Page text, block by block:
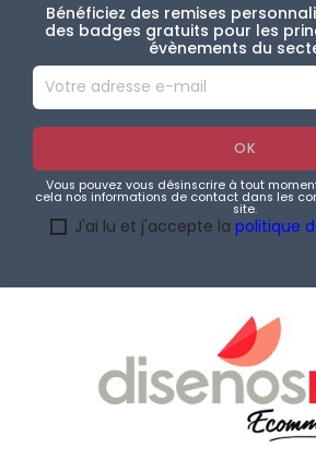
Bénéficiez des remises
des badges gratuits pour les
évènements du
Vous pouvez vous désinscrire à tout
cela nos informations de contact dans les
site.
J'ai lu et j'accepte la politique